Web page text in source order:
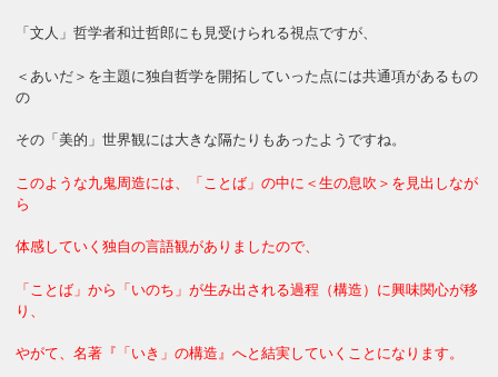
「文人」哲学者和辻哲郎にも見受けられる視点ですが、
＜あいだ＞を主題に独自哲学を開拓していった点には共通項があるもの
の
その「美的」世界観には大きな隔たりもあったようですね。
このような九鬼周造には、「ことば」の中に＜生の息吹＞を見出しなが
ら
体感していく独自の言語観がありましたので、
「ことば」から「いのち」が生み出される過程（構造）に興味関心が移
り、
やがて、名著『「いき」の構造』へと結実していくことになります。